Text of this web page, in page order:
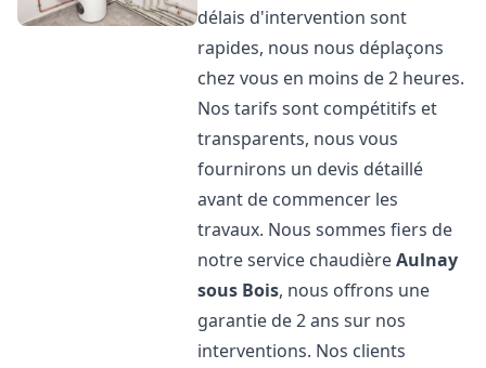
délais d'intervention sont
rapides, nous nous déplaçons
chez vous en moins de 2 heures.
Nos tarifs sont compétitifs et
transparents, nous vous
fournirons un devis détaillé
avant de commencer les
travaux. Nous sommes fiers de
notre service chaudièreAulnay
sous Bois, nous offrons une
garantie de 2 ans sur nos
interventions. Nos clients